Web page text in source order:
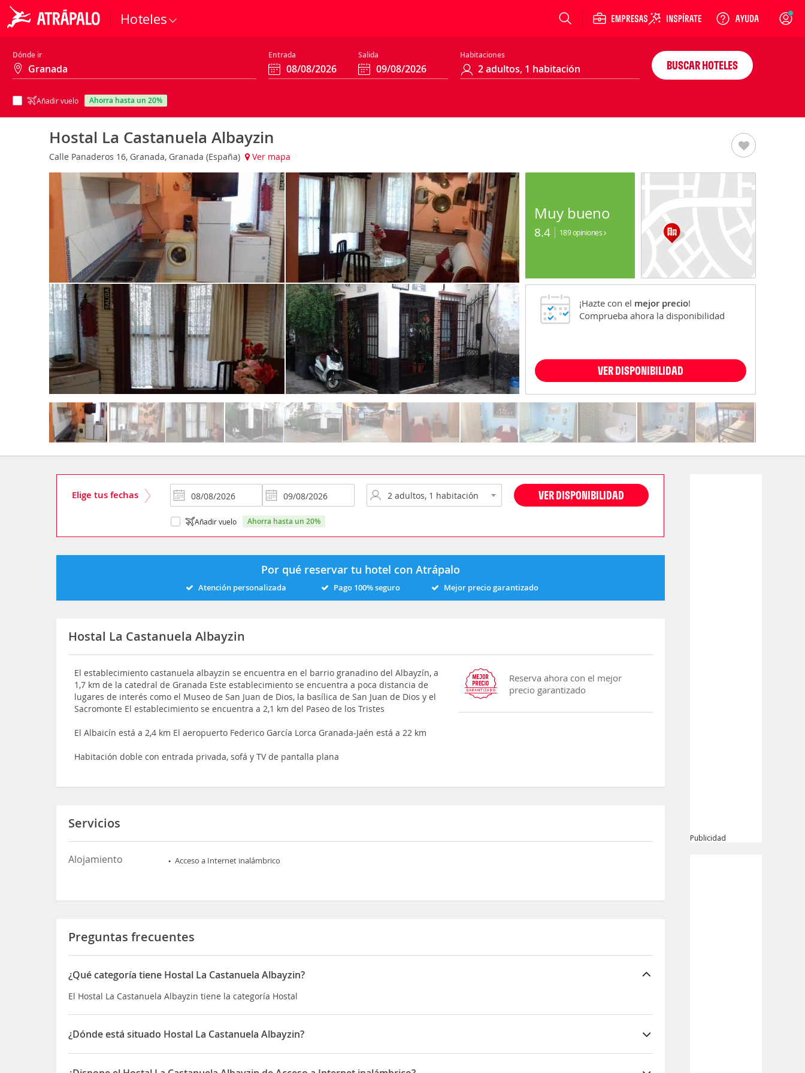
Hoteles Login
Dónde ir Entrada Salida Habitaciones
Añadir vuelo ahorra hasta un 20%
BUSCAR HOTELES
Hostal La Castanuela Albayzin
Calle Panaderos 16, Granada, Granada (España) Ver mapa
Muy bueno
8.4 189 opiniones
¡Hazte con el mejor precio!
Comprueba ahora la disponibilidad
VER DISPONIBILIDAD
Elige tus fechas VER DISPONIBILIDAD
Añadir vuelo ahorra hasta un 20%
Por qué reservar tu hotel con Atrápalo
Atención personalizada Pago 100% seguro Mejor precio garantizado
Hostal La Castanuela Albayzin
El establecimiento castanuela albayzin se encuentra en el barrio granadino del Albayzín, a
1,7 km de la catedral de Granada Este establecimiento se encuentra a poca distancia de
lugares de interés como el Museo de San Juan de Dios, la basílica de San Juan de Dios y el
Sacromonte El establecimiento se encuentra a 2,1 km del Paseo de los Tristes
El Albaicín está a 2,4 km El aeropuerto Federico García Lorca Granada-Jaén está a 22 km
Habitación doble con entrada privada, sofá y TV de pantalla plana
Reserva ahora con el mejor
precio garantizado
Servicios
Alojamiento Acceso a Internet inalámbrico
Preguntas frecuentes
¿Qué categoría tiene Hostal La Castanuela Albayzin?
El Hostal La Castanuela Albayzin tiene la categoría Hostal
¿Dónde está situado Hostal La Castanuela Albayzin?
El Hostal La Castanuela Albayzin está situado en Calle Panaderos 16
Publicidad